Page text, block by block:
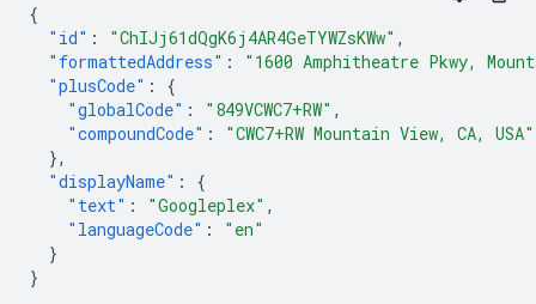
{
"id" : "ChIJj61dQgK6j4AR4GeTYWZsKWw" ,
"formattedAddress" :
"1600 Amphitheatre Pkwy,
"plusCode" :
{
"globalCode" : "849VCWC7+RW" ,
"compoundCode" :
"CWC7+RW Mountain View, CA, USA"
},
"displayName" :
{
"text" : "Googleplex" ,
"languageCode" :
"en"
}
}